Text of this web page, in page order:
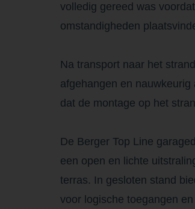
volledig gereed was
omstandigheden
Na transport naar het
afgehangen en
dat de montage op het
De Berger Top Line
een open en lichte
terras. In gesloten stand
voor logische toegangen